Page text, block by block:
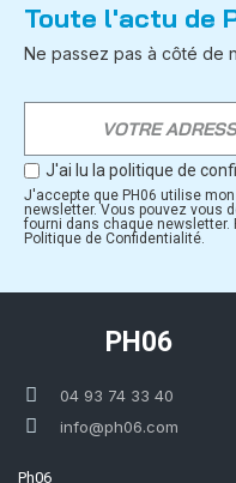
Toute l'actu de
Ne passez pas à côté de
J'ai lu la politique de
J'accepte que PH06 utilise
newsletter. Vous pouvez vous
fourni dans chaque
Politique de Confidentialité.
PH06
04 93 74 33 40
info@ph06.com
Ph06